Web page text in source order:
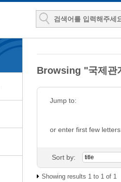
Browsing "국제관
Jump to:
or enter first few
Sort by:
Showing results 1 to 1 of 1